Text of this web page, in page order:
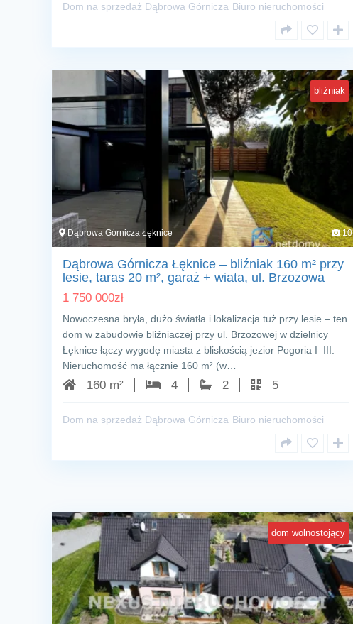
Dom na sprzedaż Dąbrowa Górnicza Biuro nieruchomości
bliźniak
Dąbrowa Górnicza Łęknice 10
Dąbrowa Górnicza Łęknice – bliźniak 160 m² przy
lesie, taras 20 m², garaż + wiata, ul. Brzozowa
1 750 000zł
Nowoczesna bryła, dużo światła i lokalizacja tuż przy lesie – ten
dom w zabudowie bliźniaczej przy ul. Brzozowej w dzielnicy
Łęknice łączy wygodę miasta z bliskością jezior Pogoria I–III.
Nieruchomość ma łącznie 160 m² (w…
160 m² 4 2 5
Dom na sprzedaż Dąbrowa Górnicza Biuro nieruchomości
dom wolnostojący